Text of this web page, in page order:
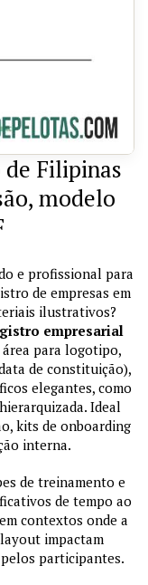
Filipinas
modelo
e profissional para
de empresas em
ilustrativos?
empresarial
para logotipo,
de constituição),
elegantes, como
Ideal
kits de onboarding
interna.
de treinamento e
de tempo ao
contextos onde a
impactam
participantes.